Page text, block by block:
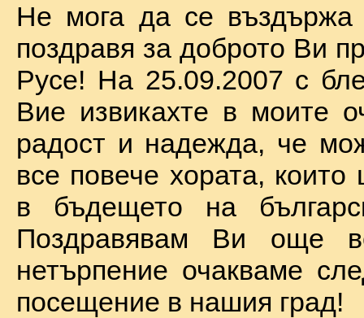
Не мога да се
поздравя за доброто Ви
Русе! На 25.09.2007 с
Вие извикахте в моите
радост и надежда, че
все повече хората, които
в бъдещето на
Поздравявам Ви още
нетърпение очакваме
посещение в нашия град!